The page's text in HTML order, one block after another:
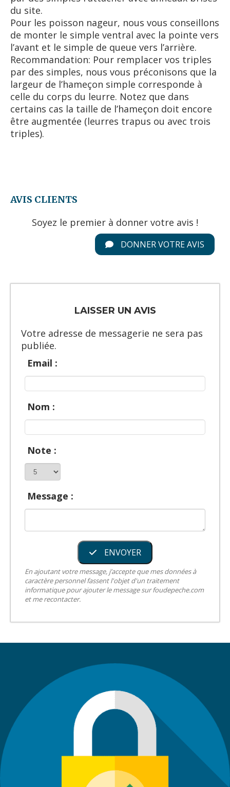
du site.
Pour les poisson nageur, nous vous conseillons
de monter le simple ventral avec la pointe vers
l’avant et le simple de queue vers l’arrière.
Recommandation: Pour remplacer vos triples
par des simples, nous vous préconisons que la
largeur de l’hameçon simple corresponde à
celle du corps du leurre. Notez que dans
certains cas la taille de l’hameçon doit encore
être augmentée (leurres trapus ou avec trois
triples).
AVIS CLIENTS
Soyez le premier à donner votre avis !
DONNER VOTRE AVIS
LAISSER UN AVIS
Votre adresse de messagerie ne sera pas
publiée.
Email :
Nom :
Note :
Message :
ENVOYER
En ajoutant votre message, j’accepte que mes données à
caractère personnel fassent l'objet d'un traitement
informatique pour ajouter le message sur foudepeche.com
et me recontacter.